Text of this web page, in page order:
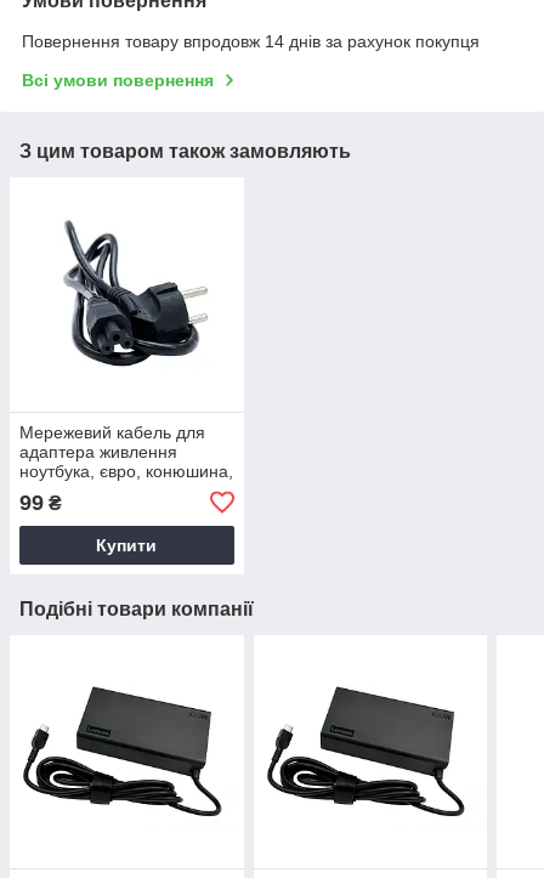
Повернення товару впродовж 14 днів за рахунок покупця
Всі умови повернення
З цим товаром також замовляють
Мережевий кабель для
адаптера живлення
ноутбука, євро, конюшина,
99 ₴
Купити
Подібні товари компанії